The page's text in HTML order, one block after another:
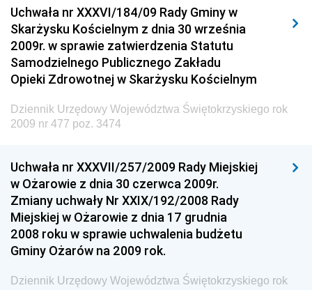
Elektronicznej
Dziennik Urzędowy Ministra Spraw Wewnętrznych i
Administracji
Dziennik Urzędowy Ministra Transportu
Dziennik Urzędowy Ministra Budownictwa
Dziennik Urzędowy Ministra Nauki i Szkolnictwa
Dziennik Urzędowy Głównego Urzędu Miar
Dziennik Urzędowy Ministra Rolnictwa i Rozwoju Wsi
Dziennik Urzędowy Ministra Edukacji Narodowej i
Sportu
Dziennik Urzędowy Ministra Edukacji i Nauki
Dziennik Urzędowy Ministra Edukacji Narodowej
Uchwała nr XXXVI/184/09 Rady Gminy w
Skarżysku Kościelnym z dnia 30 września
2009r. w sprawie zatwierdzenia Statutu
Samodzielnego Publicznego Zakładu
Opieki Zdrowotnej w Skarżysku Kościelnym
Dziennik Urzędowy Województwa Świętokrzyskiego rok
2009 nr 477 poz. 3474
Uchwała nr XXXVII/257/2009 Rady Miejskiej
w Ożarowie z dnia 30 czerwca 2009r.
Zmiany uchwały Nr XXIX/192/2008 Rady
Miejskiej w Ożarowie z dnia 17 grudnia
2008 roku w sprawie uchwalenia budżetu
Gminy Ożarów na 2009 rok.
Dziennik Urzędowy Województwa Świętokrzyskiego rok